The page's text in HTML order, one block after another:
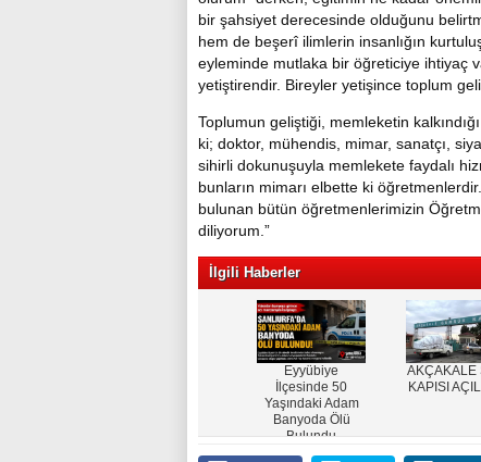
bir şahsiyet derecesinde olduğunu
hem de beşerî ilimlerin insanlığın
eyleminde mutlaka bir öğreticiye ihtiyaç
yetiştirendir. Bireyler yetişince toplum
Toplumun geliştiği, memleketin
ki; doktor, mühendis, mimar, sanatçı,
sihirli dokunuşuyla memlekete faydalı
bunların mimarı elbette ki
bulunan bütün öğretmenlerimizin
diliyorum.”
İlgili Haberler
Eyyübiye
İlçesinde 50
Yaşındaki Adam
Banyoda Ölü
Bulundu
AKÇAKALE
KAPISI